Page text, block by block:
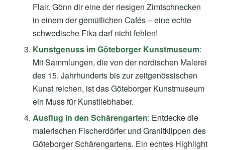
Flair. Gönn dir eine der riesigen Zimtschnecken
in einem der gemütlichen Cafés – eine echte
schwedische Fika darf nicht fehlen!
Kunstgenuss im Göteborger Kunstmuseum:
Mit Sammlungen, die von der nordischen Malerei
des 15. Jahrhunderts bis zur zeitgenössischen
Kunst reichen, ist das Göteborger Kunstmuseum
ein Muss für Kunstliebhaber.
Ausflug in den Schärengarten: Entdecke die
malerischen Fischerdörfer und Granitklippen des
Göteborger Schärengartens. Ein echtes Highlight